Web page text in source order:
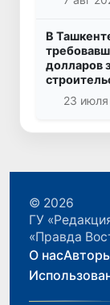
В
долларов
23
© 2026
ГУ
«Правда
О нас